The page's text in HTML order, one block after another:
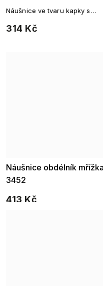
314 Kč
Náušnice ve tvaru kapky s
Náušnice obdélník
3452
413 Kč